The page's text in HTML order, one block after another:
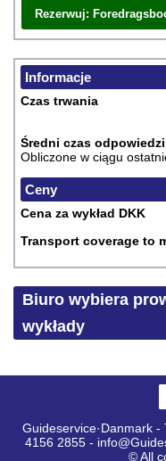
Rezerwuj:
Informacje
Czas trwania
Średni czas odpowiedzi
Obliczone w ciągu
Ceny
Cena za wykład DKK
Transport coverage to
Biuro wybiera
wykłady
Guideservice·Danmark
4156 2855 -
© All